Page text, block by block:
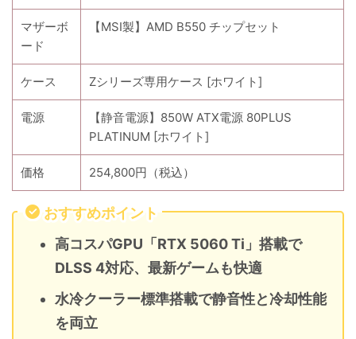
マザーボ
ード
【MSI製】AMD B550 チップセット
ケース Zシリーズ専用ケース [ホワイト]
電源
【静音電源】850W ATX電源 80PLUS
PLATINUM [ホワイト]
価格 254,800円（税込）
おすすめポイント
高コスパGPU「RTX 5060 Ti」搭載で
DLSS 4対応、最新ゲームも快適
水冷クーラー標準搭載で静音性と冷却性能
を両立